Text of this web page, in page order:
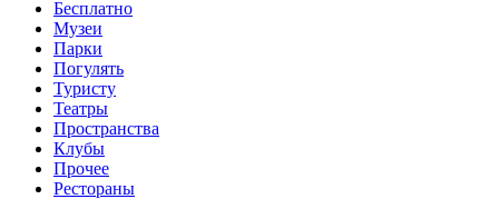
Бесплатно
Музеи
Парки
Погулять
Туристу
Театры
Пространства
Клубы
Прочее
Рестораны